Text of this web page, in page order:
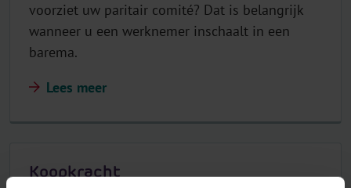
voorziet uw paritair comité? Dat is belangrijk
wanneer u een werknemer inschaalt in een
barema.
Lees meer
Koopkracht